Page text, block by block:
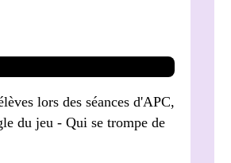
lors des séances d'APC,
du jeu - Qui se trompe de